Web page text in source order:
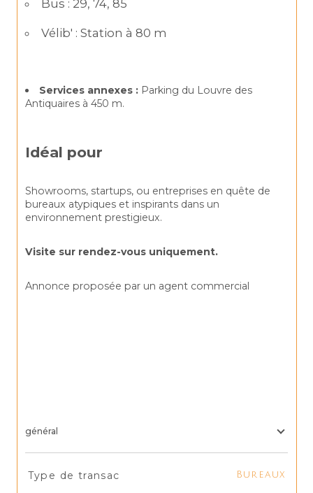
Bus : 29, 74, 85
Vélib' : Station à 80 m
Services annexes : Parking du Louvre des
Antiquaires à 450 m.
Idéal pour
Showrooms, startups, ou entreprises en quête de
bureaux atypiques et inspirants dans un
environnement prestigieux.
Visite sur rendez-vous uniquement.
Annonce proposée par un agent commercial
général
TRAD_SIROCCO_Caracteristique
Type de transac Bureaux